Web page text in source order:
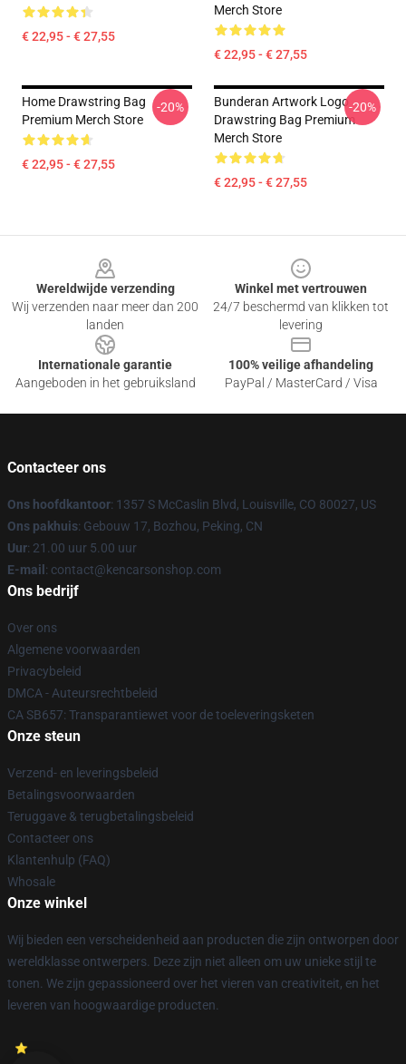
€ 22,95 - € 27,55
Merch Store
€ 22,95 - € 27,55
Home Drawstring Bag
Premium Merch Store
€ 22,95 - € 27,55
-20%
Bunderan Artwork Logo
Drawstring Bag Premium
Merch Store
€ 22,95 - € 27,55
-20%
Wereldwijde verzending
Wij verzenden naar meer dan 200
landen
Winkel met vertrouwen
24/7 beschermd van klikken tot
levering
Internationale garantie
Aangeboden in het gebruiksland
100% veilige afhandeling
PayPal / MasterCard / Visa
Contacteer ons
Ons hoofdkantoor: 1357 S McCaslin Blvd, Louisville, CO 80027, US
Ons pakhuis: Gebouw 17, Bozhou, Peking, CN
Uur: 21.00 uur 5.00 uur
E-mail : contact@kencarsonshop.com
Ons bedrijf
Over ons
Algemene voorwaarden
Privacybeleid
DMCA - Auteursrechtbeleid
CA SB657: Transparantiewet voor de toeleveringsketen
Onze steun
Verzend- en leveringsbeleid
Betalingsvoorwaarden
Teruggave & terugbetalingsbeleid
Contacteer ons
Klantenhulp (FAQ)
Whosale
Onze winkel
Wij bieden een verscheidenheid aan producten die zijn ontworpen door
wereldklasse ontwerpers. Deze zijn niet alleen om uw unieke stijl te
tonen. We zijn gepassioneerd over het vieren van creativiteit, en het
leveren van hoogwaardige producten.